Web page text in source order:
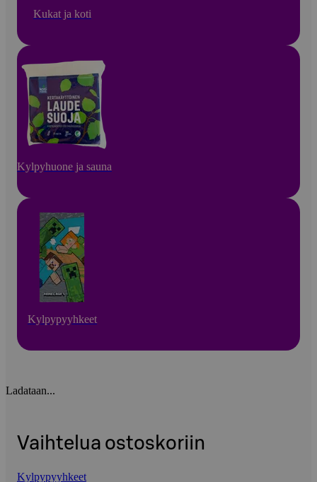
Kukat ja koti
Kylpyhuone ja sauna
Kylpypyyhkeet
Ladataan...
Vaihtelua ostoskoriin
Kylpypyyhkeet